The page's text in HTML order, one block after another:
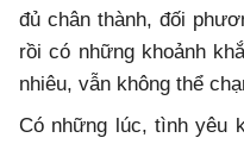
đủ chân thành, đối
rồi có những khoảnh
nhiêu, vẫn không thể
Có những lúc, tình yêu